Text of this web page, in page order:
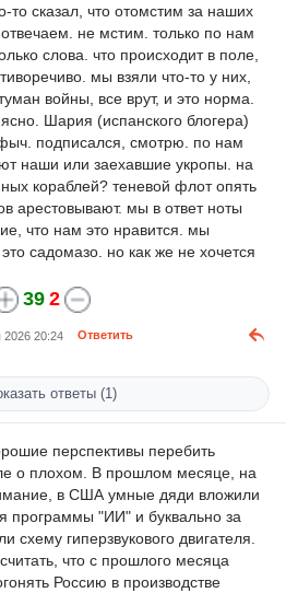
то сказал, что отомстим за наших
не мстим. только по нам
слова. что происходит в поле,
мы взяли что-то у них,
войны, все врут, и это норма.
Шария (испанского блогера)
подписался, смотрю. по нам
наши или заехавшие укропы. на
кораблей? теневой флот опять
арестовывают. мы в ответ ноты
что нам это нравится. мы
садомазо. но как же не хочется
39 2
2026 20:24 Ответить
ответы (1)
перспективы перебить
о плохом. В прошлом месяце, на
в США умные дяди вложили
программы "ИИ" и буквально за
схему гиперзвукового двигателя.
что с прошлого месяца
Россию в производстве